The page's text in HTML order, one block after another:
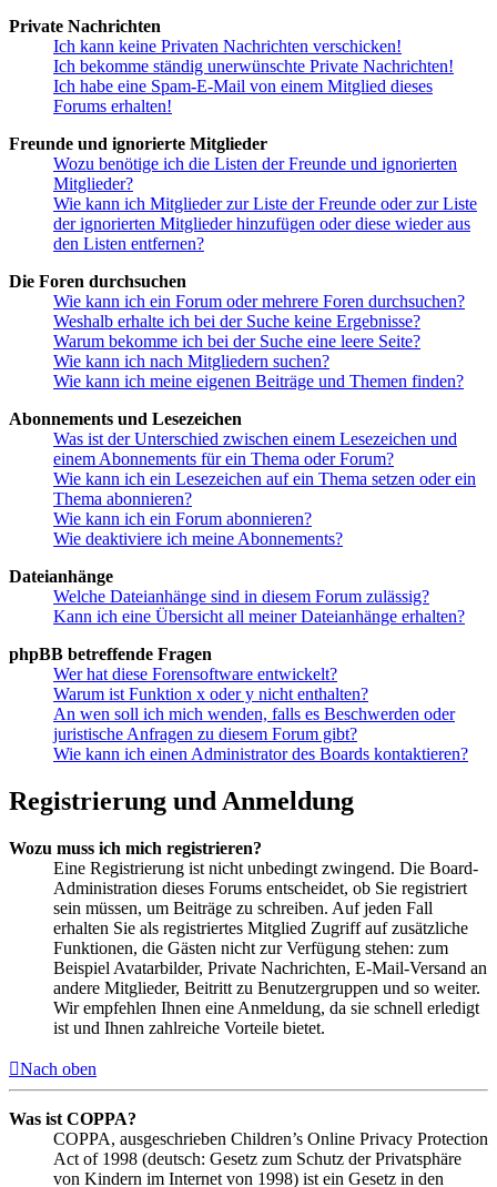
Private Nachrichten
Ich kann keine Privaten Nachrichten verschicken!
Ich bekomme ständig unerwünschte Private Nachrichten!
Ich habe eine Spam-E-Mail von einem Mitglied dieses
Forums erhalten!
Freunde und ignorierte Mitglieder
Wozu benötige ich die Listen der Freunde und ignorierten
Mitglieder?
Wie kann ich Mitglieder zur Liste der Freunde oder zur Liste
der ignorierten Mitglieder hinzufügen oder diese wieder aus
den Listen entfernen?
Die Foren durchsuchen
Wie kann ich ein Forum oder mehrere Foren durchsuchen?
Weshalb erhalte ich bei der Suche keine Ergebnisse?
Warum bekomme ich bei der Suche eine leere Seite?
Wie kann ich nach Mitgliedern suchen?
Wie kann ich meine eigenen Beiträge und Themen finden?
Abonnements und Lesezeichen
Was ist der Unterschied zwischen einem Lesezeichen und
einem Abonnements für ein Thema oder Forum?
Wie kann ich ein Lesezeichen auf ein Thema setzen oder ein
Thema abonnieren?
Wie kann ich ein Forum abonnieren?
Wie deaktiviere ich meine Abonnements?
Dateianhänge
Welche Dateianhänge sind in diesem Forum zulässig?
Kann ich eine Übersicht all meiner Dateianhänge erhalten?
phpBB betreffende Fragen
Wer hat diese Forensoftware entwickelt?
Warum ist Funktion x oder y nicht enthalten?
An wen soll ich mich wenden, falls es Beschwerden oder
juristische Anfragen zu diesem Forum gibt?
Wie kann ich einen Administrator des Boards kontaktieren?
Registrierung und Anmeldung
Wozu muss ich mich registrieren?
Eine Registrierung ist nicht unbedingt zwingend. Die Board-
Administration dieses Forums entscheidet, ob Sie registriert
sein müssen, um Beiträge zu schreiben. Auf jeden Fall
erhalten Sie als registriertes Mitglied Zugriff auf zusätzliche
Funktionen, die Gästen nicht zur Verfügung stehen: zum
Beispiel Avatarbilder, Private Nachrichten, E-Mail-Versand an
andere Mitglieder, Beitritt zu Benutzergruppen und so weiter.
Wir empfehlen Ihnen eine Anmeldung, da sie schnell erledigt
ist und Ihnen zahlreiche Vorteile bietet.
Nach oben
Was ist COPPA?
COPPA, ausgeschrieben Children’s Online Privacy Protection
Act of 1998 (deutsch: Gesetz zum Schutz der Privatsphäre
von Kindern im Internet von 1998) ist ein Gesetz in den